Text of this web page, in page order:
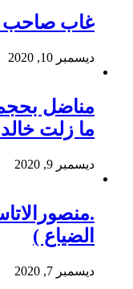
غاب صاحب
ديسمبر 10, 2020
مناضل
ما زلت
ديسمبر 9, 2020
الضياع )
ديسمبر 7, 2020